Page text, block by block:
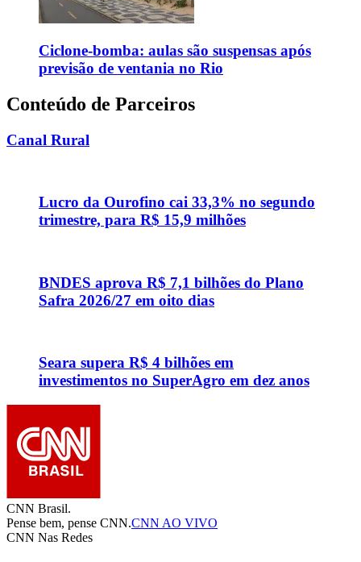
Ciclone-bomba: aulas são suspensas após
previsão de ventania no Rio
Conteúdo de Parceiros
Canal Rural
Lucro da Ourofino cai 33,3% no segundo
trimestre, para R$ 15,9 milhões
BNDES aprova R$ 7,1 bilhões do Plano
Safra 2026/27 em oito dias
Seara supera R$ 4 bilhões em
investimentos no SuperAgro em dez anos
CNN Brasil.
Pense bem, pense CNN.CNN AO VIVO
CNN Nas Redes